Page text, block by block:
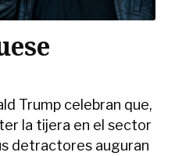
Trump celebran que,
la tijera en el sector
detractores auguran